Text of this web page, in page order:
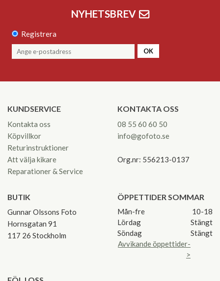
NYHETSBREV
Registrera
OK
KUNDSERVICE
Kontakta oss
Köpvillkor
Returinstruktioner
Att välja kikare
Reparationer & Service
KONTAKTA OSS
08 55 60 60 50
info@gofoto.se
Org.nr: 556213-0137
BUTIK
Gunnar Olssons Foto
Hornsgatan 91
117 26 Stockholm
ÖPPETTIDER SOMMAR
Mån-fre
10-18
Lördag
Stängt
Söndag
Stängt
Avvikande öppettider-
>